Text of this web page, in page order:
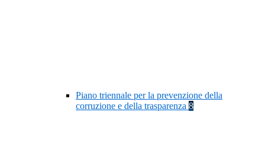
Piano triennale per la prevenzione della
corruzione e della trasparenza 8